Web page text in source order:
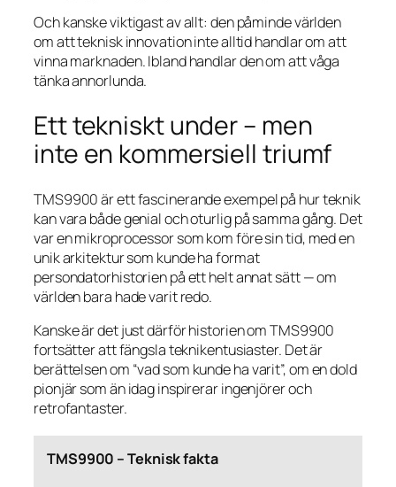
Och kanske viktigast av allt: den påminde världen
om att teknisk innovation inte alltid handlar om att
vinna marknaden. Ibland handlar den om att våga
tänka annorlunda.
Ett tekniskt under – men
inte en kommersiell triumf
TMS9900 är ett fascinerande exempel på hur teknik
kan vara både genial och oturlig på samma gång. Det
var en mikroprocessor som kom före sin tid, med en
unik arkitektur som kunde ha format
persondatorhistorien på ett helt annat sätt — om
världen bara hade varit redo.
Kanske är det just därför historien om TMS9900
fortsätter att fängsla teknikentusiaster. Det är
berättelsen om “vad som kunde ha varit”, om en dold
pionjär som än idag inspirerar ingenjörer och
retrofantaster.
TMS9900 – Teknisk fakta